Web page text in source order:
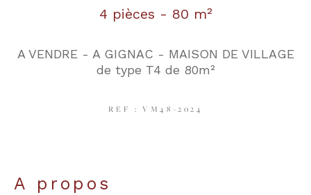
4 pièces - 80 m²
A VENDRE - A GIGNAC - MAISON DE VILLAGE
de type T4 de 80m²
REF : VM48-2024
a propos
RECHERCHER